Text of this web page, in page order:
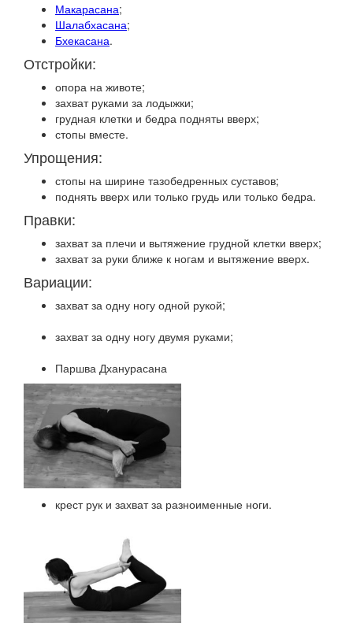
Макарасана;
Шалабхасана;
Бхекасана.
Отстройки:
опора на животе;
захват руками за лодыжки;
грудная клетки и бедра подняты вверх;
стопы вместе.
Упрощения:
стопы на ширине тазобедренных суставов;
поднять вверх или только грудь или только бедра.
Правки:
захват за плечи и вытяжение грудной клетки вверх;
захват за руки ближе к ногам и вытяжение вверх.
Вариации:
захват за одну ногу одной рукой;
захват за одну ногу двумя руками;
Паршва Дханурасана
крест рук и захват за разноименные ноги.